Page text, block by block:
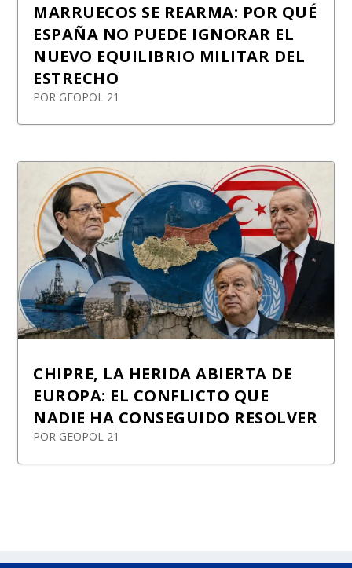
MARRUECOS SE REARMA: POR QUÉ
ESPAÑA NO PUEDE IGNORAR EL
NUEVO EQUILIBRIO MILITAR DEL
ESTRECHO
POR GEOPOL 21
CHIPRE, LA HERIDA ABIERTA DE
EUROPA: EL CONFLICTO QUE
NADIE HA CONSEGUIDO RESOLVER
POR GEOPOL 21